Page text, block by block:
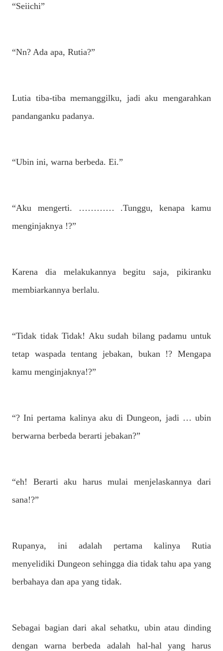
“Seiichi”
“Nn? Ada apa, Rutia?”
Lutia tiba-tiba memanggilku, jadi aku mengarahkan
pandanganku padanya.
“Ubin ini, warna berbeda. Ei.”
“Aku mengerti. ………… .Tunggu, kenapa kamu
menginjaknya !?”
Karena dia melakukannya begitu saja, pikiranku
membiarkannya berlalu.
“Tidak tidak Tidak! Aku sudah bilang padamu untuk
tetap waspada tentang jebakan, bukan !? Mengapa
kamu menginjaknya!?”
“? Ini pertama kalinya aku di Dungeon, jadi … ubin
berwarna berbeda berarti jebakan?”
“eh! Berarti aku harus mulai menjelaskannya dari
sana!?”
Rupanya, ini adalah pertama kalinya Rutia
menyelidiki Dungeon sehingga dia tidak tahu apa yang
berbahaya dan apa yang tidak.
Sebagai bagian dari akal sehatku, ubin atau dinding
dengan warna berbeda adalah hal-hal yang harus